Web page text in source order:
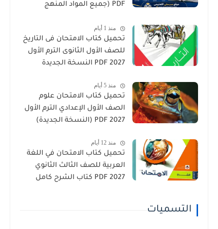
PDF (جميع المواد المنهج
منذ 1 أيام
تحميل كتاب الامتحان فى التاريخ
للصف الأول الثانوى الترم الأول
2027 PDF النسخة الجديدة
منذ 5 أيام
تحميل كتاب الامتحان علوم
الصف الأول الإعدادي الترم الأول
2027 PDF (النسخة الجديدة)
منذ 12 أيام
تحميل كتاب الامتحان في اللغة
العربية للصف الثالث الثانوي
2027 PDF كتاب الشرح كامل
التسميات